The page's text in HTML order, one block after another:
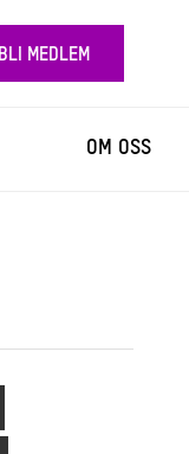
BLI MEDLEM
OM OSS